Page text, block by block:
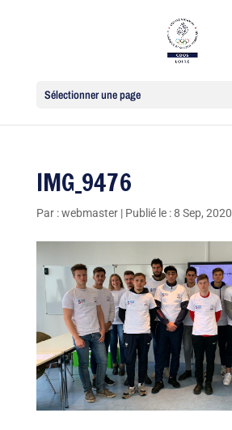
Sélectionner une page
IMG_9476
Par :webmaster | Publié le : 8 Sep, 2020